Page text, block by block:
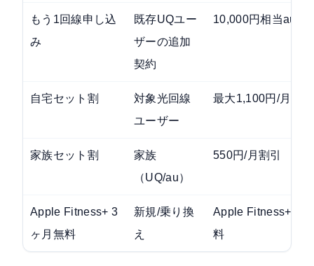
もう1回線申し込
み
既存UQユー
ザーの追加
契約
10,000円相当au
自宅セット割
対象光回線
ユーザー
最大1,100円/月割
家族セット割
家族
（UQ/au）
550円/月割引
Apple Fitness+ 3
ヶ月無料
新規/乗り換
え
Apple Fitness+が3
料